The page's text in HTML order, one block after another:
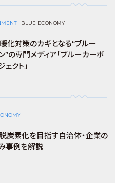
BLUE ECONOMY
化対策のカギとなる“ブルー
”の専門メディア「ブルーカーボ
ェクト」
炭素化を目指す自治体・企業の
事例を解説